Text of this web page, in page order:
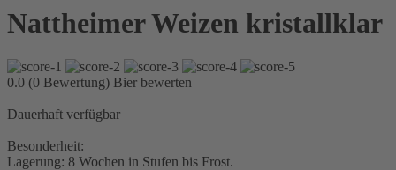
Nattheimer Weizen kristallklar
0.0 (0 Bewertung) Bier bewerten
Dauerhaft verfügbar
Besonderheit:
Lagerung: 8 Wochen in Stufen bis Frost.